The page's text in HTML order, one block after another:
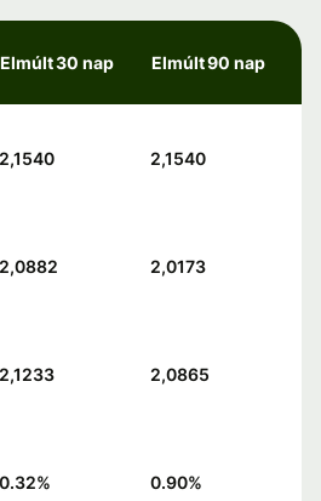
Elmúlt 30 nap Elmúlt 90 nap
2,1540 2,1540
2,0882 2,0173
2,1233 2,0865
0.32% 0.90%